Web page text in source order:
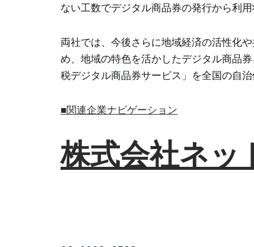
ない工数でデジタル商品券の発行から利
両社では、今後さらに地域経済の活性化
め、地域の特色を活かしたデジタル商品
税デジタル商品券サービス」を全国の自
■関連企業ナビゲーション
株式会社ネ